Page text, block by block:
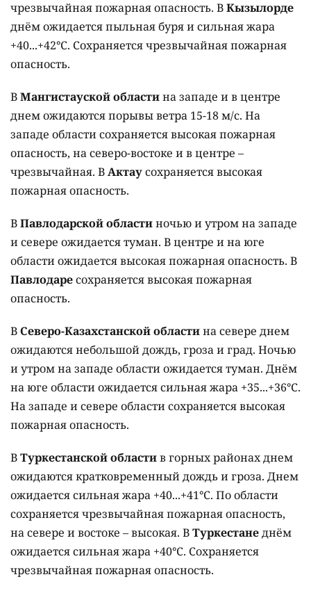
чрезвычайная пожарная опасность. ВКызылорде
днём ожидается пыльная буря и сильная жара
+40...+42°C. Сохраняется чрезвычайная пожарная
опасность.
ВМангистауской областина западе и в центре
днем ожидаются порывы ветра 15-18 м/с. На
западе области сохраняется высокая пожарная
опасность, на северо-востоке и в центре –
чрезвычайная. ВАктаусохраняется высокая
пожарная опасность.
ВПавлодарской областиночью и утром на западе
и севере ожидается туман. В центре и на юге
области ожидается высокая пожарная опасность. В
Павлодаресохраняется высокая пожарная
опасность.
ВСеверо-Казахстанской областина севере днем
ожидаются небольшой дождь, гроза и град. Ночью
и утром на западе области ожидается туман. Днём
на юге области ожидается сильная жара +35...+36°C.
На западе и севере области сохраняется высокая
пожарная опасность.
ВТуркестанской областив горных районах днем
ожидаются кратковременный дождь и гроза. Днем
ожидается сильная жара +40...+41°C. По области
сохраняется чрезвычайная пожарная опасность,
на севере и востоке – высокая. ВТуркестанеднём
ожидается сильная жара +40°C. Сохраняется
чрезвычайная пожарная опасность.